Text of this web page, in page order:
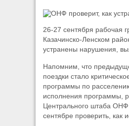
26-27 сентября рабочая
Казачинско-Ленском
устранены нарушения,
Напомним, что
поездки стало
программы по
исполнения программы,
Центрального штаба ОНФ
сентябре проверить, как